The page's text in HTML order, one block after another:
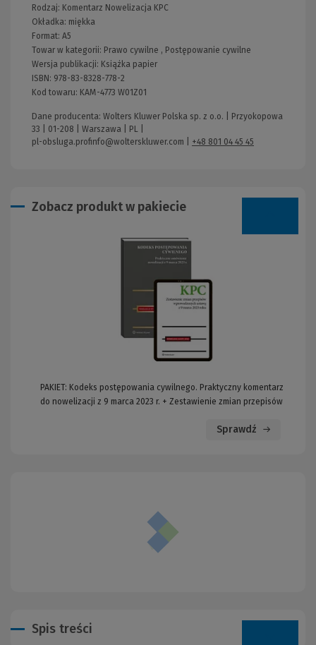
Rodzaj: Komentarz Nowelizacja KPC
Okładka: miękka
Format: A5
Towar w kategorii: Prawo cywilne , Postępowanie cywilne
Wersja publikacji: Książka papier
ISBN: 978-83-8328-778-2
Kod towaru: KAM-4773 W01Z01
Dane producenta: Wolters Kluwer Polska sp. z o.o. | Przyokopowa
33 | 01-208 | Warszawa | PL |
pl-obsluga.profinfo@wolterskluwer.com
+48 801 04 45 45
Spis treści
Zobacz produkt w pakiecie
PAKIET: Kodeks postępowania cywilnego. Praktyczny komentarz
do nowelizacji z 9 marca 2023 r. + Zestawienie zmian przepisów
Sprawdź